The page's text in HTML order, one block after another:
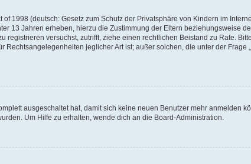
1998 (deutsch: Gesetz zum Schutz der Privatsphäre von Kindern im
13 Jahren erheben, hierzu die Zustimmung der Eltern beziehungsweise
registrieren versuchst, zutrifft, ziehe einen rechtlichen Beistand zu Rate.
jeglicher Art ist; außer solchen, die unter der
ausgeschaltet hat, damit sich keine neuen Benutzer mehr anmelden
Um Hilfe zu erhalten, wende dich an die Board-Administration.